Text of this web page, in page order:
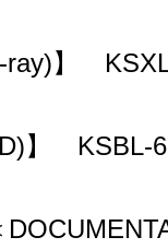
ray)】
】 KSBL-